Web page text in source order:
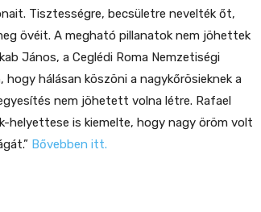
Tisztességre, becsületre nevelték őt,
övéit. A megható pillanatok nem jöhettek
János, a Ceglédi Roma Nemzetiségi
hálásan köszöni a nagykőrösieknek a
nem jöhetett volna létre. Rafael
helyettese is kiemelte, hogy nagy öröm volt
Bővebben itt.